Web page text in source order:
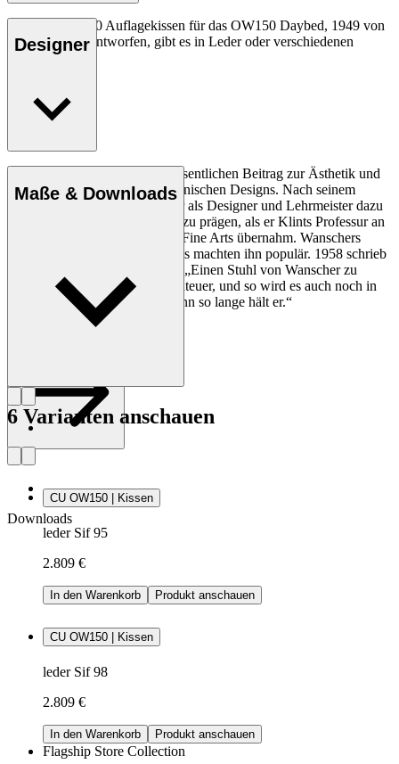
Das CU OW150 Auflagekissen für das OW150 Daybed, 1949 von
Ole Wanscher entworfen, gibt es in Leder oder verschiedenen
Textilsorten.
Designer
Ole Wanscher leistete einen wesentlichen Beitrag zur Ästhetik und
Funktionalität des modernen dänischen Designs. Nach seinem
Studium bei Kaare Klint trug er als Designer und Lehrmeister dazu
bei, das dänische Möbeldesign zu prägen, als er Klints Professur an
der Royal Danish Academy of Fine Arts übernahm. Wanschers
klassische und moderne Designs machten ihn populär. 1958 schrieb
die dänische Zeitung Politiken: „Einen Stuhl von Wanscher zu
besitzen, ist jeden Tag ein Abenteuer, und so wird es auch noch in
einigen hundert Jahren sein, denn so lange hält er.“
Maße & Downloads
Downloads
6 Varianten anschauen
CU OW150 | Kissen
leder Sif 95
2.809 €
In den Warenkorb Produkt anschauen
CU OW150 | Kissen
leder Sif 98
2.809 €
In den Warenkorb Produkt anschauen
Flagship Store Collection